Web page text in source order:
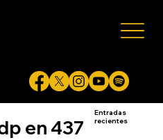
en 437
Entradas
recientes